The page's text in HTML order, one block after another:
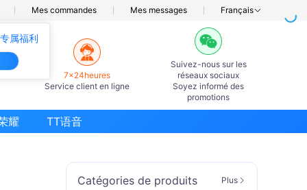
属福利
Mes commandes Mes messages Français
7×24heures
Service client en ligne
Suivez-nous sur les
réseaux sociaux
Soyez informé des
promotions
耀 TT语音
Catégories de produits Plus